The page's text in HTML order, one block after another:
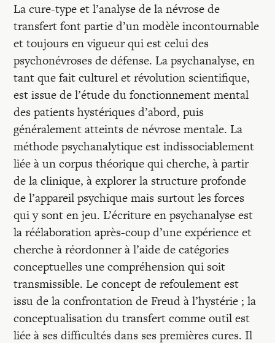
La cure-type et l’analyse de la névrose de
transfert font partie d’un modèle incontournable
et toujours en vigueur qui est celui des
psychonévroses de défense. La psychanalyse, en
tant que fait culturel et révolution scientifique,
est issue de l’étude du fonctionnement mental
des patients hystériques d’abord, puis
généralement atteints de névrose mentale. La
méthode psychanalytique est indissociablement
liée à un corpus théorique qui cherche, à partir
de la clinique, à explorer la structure profonde
de l’appareil psychique mais surtout les forces
qui y sont en jeu. L’écriture en psychanalyse est
la réélaboration après-coup d’une expérience et
cherche à réordonner à l’aide de catégories
conceptuelles une compréhension qui soit
transmissible. Le concept de refoulement est
issu de la confrontation de Freud à l’hystérie ; la
conceptualisation du transfert comme outil est
liée à ses difficultés dans ses premières cures. Il